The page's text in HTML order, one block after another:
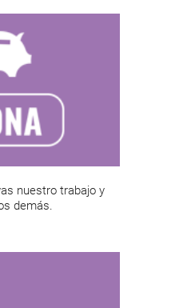
nuestro trabajo y
demás.